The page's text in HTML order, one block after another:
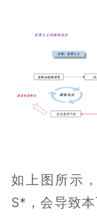
如上图所示
S*，会导致